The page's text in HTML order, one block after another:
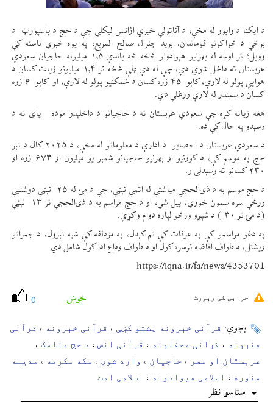
د ایکنا د راپور له مخې، د آناتولي خبري اژانس لیکلي چې د حج د پاسپورټ د
برخې د ځواکونو قوماندان، برید جنرال صالح المربع، په یوه خبري ناسته کې
وویل؛ تر اوسه له بهرنیو هېوادونو څخه څه باندې ۱.۵ میلیونه حاجیان سعودي
عربستان ته داخل شوي دي، چې له دې ډلې څخه تر ۱.۴ میلیونو زیات کسان د
هوايي پولو له لارې، کابو ۴۵ زره کسان د ځمکنيو پولو له لارې، او کابو ۶ زره
کسان د سمندر له لارې ورغلي دي.
هغه زیاته کړه چې سعودي عربستان ته د حاجیانو د داخلېدو موده پای ته د
رسېدو په حال کې ده.
د سعودي عربستان د احصایو د ادارې د معلوماتو له مخې، د ۲۰۲۵ کال د تېر
حج په موسم کې، د کورنیو او بهرنیو حاجیانو شمېر یو میلیون او ۶۷۳ زره او
۲۳۰ کسانو ته رسېدلی و.
د حج موسم به د ذی‌الحجې میاشتې له اتمې نېټې، چې د مئ له ۲۵ نېټې دوشنبې
ورځې سره سمون خوري، پیل شي، او د حج مراسم به د ذی‌الحجې تر ۱۳ نېټې
(د مئ تر ۳۰ ) د شپږو ورځو لپاره دوام وکړي.
په دغو مراسمو کې په عرفات کې تم کېدل، په مزدلفه کې شپه تېرول، د جمراتو
ویشتل، د طواف افاضه ترسره کول او د طواف وداع ادا کول شامل دي.
https://iqna.ir/fa/news/4353701
0 خوښ خرابی کی رپورٹ
بچوې: قرآنی خبرونه پشتو کښې ، قرآنی خبرونه ، قرآنی
هنرونه ، قرآنی محفلونه ، قرآنی انس ، د حج مناسک ،
عربستان او مصر ، حاجیان ، وارد شوی ، مکه مکرمه ، مدینه
منوره ، اسلامی هیوادونه ، اسلامی امت
ستاسو نظر